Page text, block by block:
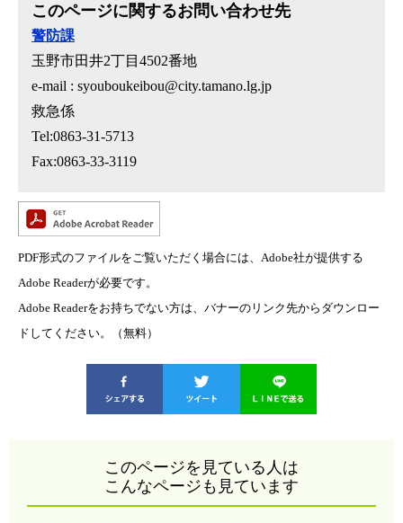
このページに関するお問い合わせ先
警防課
玉野市田井2丁目4502番地
e-mail : syouboukeibou@city.tamano.lg.jp
救急係
Tel:0863-31-5713
Fax:0863-33-3119
PDF形式のファイルをご覧いただく場合には、Adobe社が提供する
Adobe Readerが必要です。
Adobe Readerをお持ちでない方は、バナーのリンク先からダウンロー
ドしてください。（無料）
このページを見ている人は
こんなページも見ています